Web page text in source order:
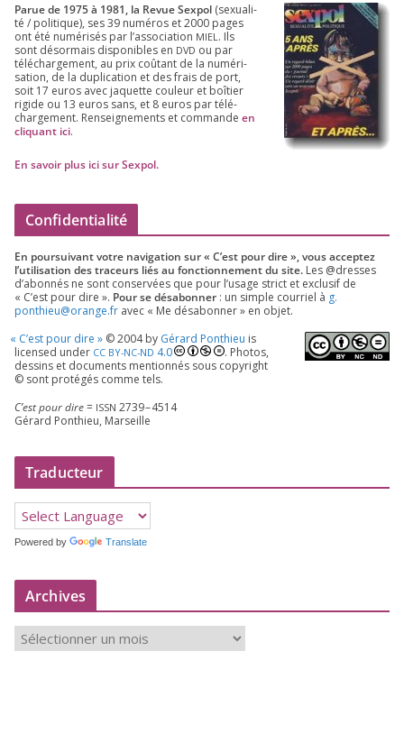
Parue de 1975à 1981, la Revue Sex­pol (sexua­li­
té /​ poli­tique), ses39 numé­ros et2000 pages
ont été numé­ri­sés par l’as­so­cia­tion MIEL . Ils
sont désor­mais dis­po­nibles en DVD ou par
télé­char­ge­ment, au prix coû­tant de la numé­ri­
sa­tion, de la dupli­ca­tion et des frais de port,
soit 17 euros avec jaquette cou­leur et boî­tier
rigide ou 13 euros sans, et 8 euros par télé­
char­ge­ment. Ren­sei­gne­ments et com­mande en
cli­quant ici.
En savoir plus ici sur Sexpol.
Confidentialité
En pour­sui­vant votre navi­ga­tion sur « C’est pour dire », vous accep­tez
l’utilisation des tra­ceurs liés au fonc­tion­ne­ment du site. Les @dresses
d’a­bon­nés ne sont conser­vées que pour l’u­sage strict et exclu­sif de
« C’est pour dire ». Pour se désa­bon­ner : un simple cour­riel à g.​
ponthieu@​orange.​fr avec « Me désa­bon­ner » en objet.
« C’est pour dire » ©2004by Gérard Ponthieu is
licen­sed under CC BY-NC-ND 4.0
. Photos,
des­sins et docu­ments men­tion­nés sous copy­right
© sont pro­té­gés comme tels.
C’est pour dire= ISSN 2739–4514
Gérard Ponthieu, Marseille
Traducteur
Powered by Translate
Archives
r